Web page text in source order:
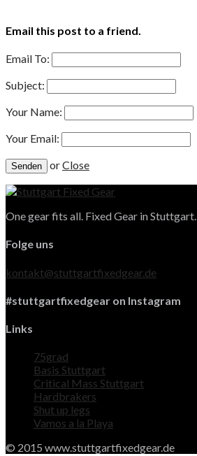
Email this post to a friend.
Email To:
Subject:
Your Name:
Your Email:
orClose
One gear fits all. Fixed Gear in Stuttgart.
Folge uns
kontakt@stuttgartfixedgear.de
#stuttgartfixedgear on Instagram
Links
75grad
Basis Stuttgart
Critical Mass Stuttgart
Hardbrakers
Shut up legs
Vamos a la Playa
© 2015 www.stuttgartfixedgear.de